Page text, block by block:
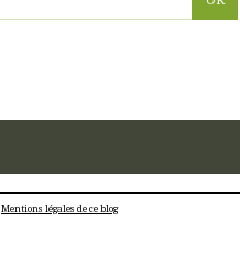
Mentions légales de ce blog